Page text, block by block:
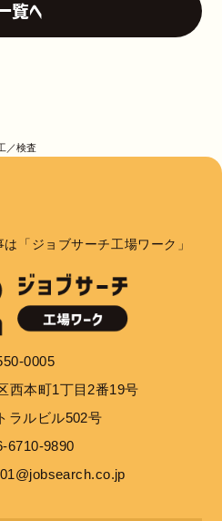
覧へ
／検査
「ジョブサーチ工場ワーク」
0005
西本町1丁目2番19号
ラルビル502号
6710-9890